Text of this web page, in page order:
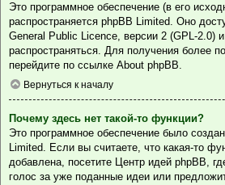
Это программное обеспечение (в его
распространяется phpBB Limited. Оно
General Public Licence, версии 2 (GPL-2.0)
распространяться. Для получения более
перейдите по ссылке About phpBB.
Вернуться к началу
Почему здесь нет такой-то функции?
Это программное обеспечение было
Limited. Если вы считаете, что какая-то
добавлена, посетите Центр идей phpBB,
голос за уже поданные идеи или